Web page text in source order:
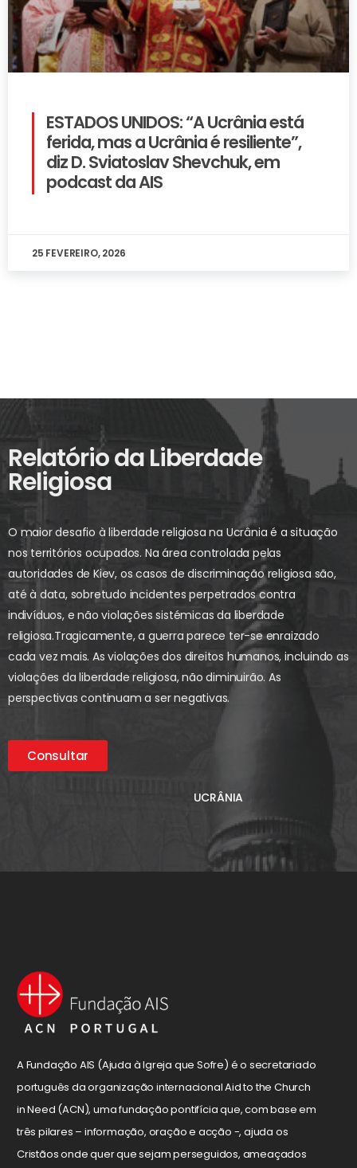
ESTADOS UNIDOS: “A Ucrânia está
ferida, mas a Ucrânia é resiliente”,
diz D. Sviatoslav Shevchuk, em
podcast da AIS
25 FEVEREIRO, 2026
Relatório da Liberdade
Religiosa
O maior desafio à liberdade religiosa na Ucrânia é a situação
nos territórios ocupados. Na área controlada pelas
autoridades de Kiev, os casos de discriminação religiosa são,
até à data, sobretudo incidentes perpetrados contra
indivíduos, e não violações sistémicas da liberdade
religiosa.Tragicamente, a guerra parece ter-se enraizado
cada vez mais. As violações dos direitos humanos, incluindo as
violações da liberdade religiosa, não diminuirão. As
perspectivas continuam a ser negativas.
Consultar
UCRÂNIA
A Fundação AIS (Ajuda à Igreja que Sofre) é o secretariado
português da organização internacional Aid to the Church
in Need (ACN), uma fundação pontifícia que, com base em
três pilares – informação, oração e acção -, ajuda os
Cristãos onde quer que sejam perseguidos, ameaçados